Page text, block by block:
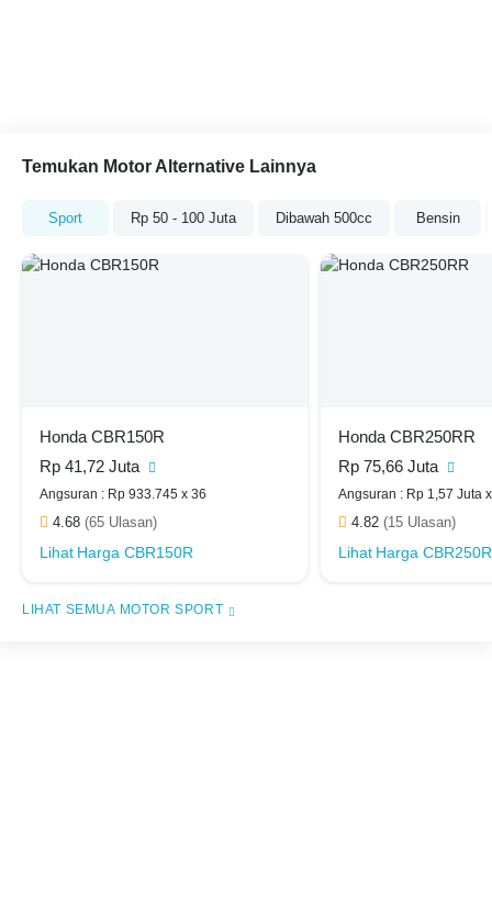
Temukan Motor Alternative Lainnya
Sport Rp 50 - 100 Juta Dibawah 500cc Bensin
Honda CBR150R
Rp 41,72 Juta
Angsuran : Rp 933.745 x 36
4.68 (65 Ulasan)
Harga CBR150R
Honda CBR250RR
Rp 75,66 Juta
Angsuran : Rp 1,57 Juta
4.82 (15 Ulasan)
Harga
MOTOR SPORT